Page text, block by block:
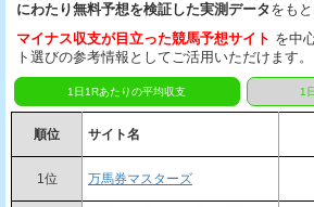
にわたり無料予想を検証した実測データをも
マイナス収支が目立った競馬予想サイト を中
ト選びの参考情報としてご活用いただけます。
1日1Rあたりの平均収支 1
順位 サイト名
1位 万馬券マスターズ